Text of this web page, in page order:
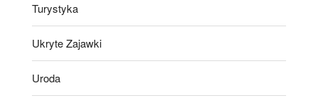
Turystyka
Ukryte Zajawki
Uroda